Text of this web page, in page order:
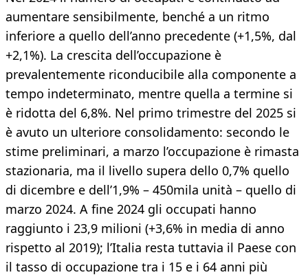
aumentare sensibilmente, benché a un ritmo
inferiore a quello dell’anno precedente (+1,5%, dal
+2,1%). La crescita dell’occupazione è
prevalentemente riconducibile alla componente a
tempo indeterminato, mentre quella a termine si
è ridotta del 6,8%. Nel primo trimestre del 2025 si
è avuto un ulteriore consolidamento: secondo le
stime preliminari, a marzo l’occupazione è rimasta
stazionaria, ma il livello supera dello 0,7% quello
di dicembre e dell’1,9% – 450mila unità – quello di
marzo 2024. A fine 2024 gli occupati hanno
raggiunto i 23,9 milioni (+3,6% in media di anno
rispetto al 2019); l’Italia resta tuttavia il Paese con
il tasso di occupazione tra i 15 e i 64 anni più